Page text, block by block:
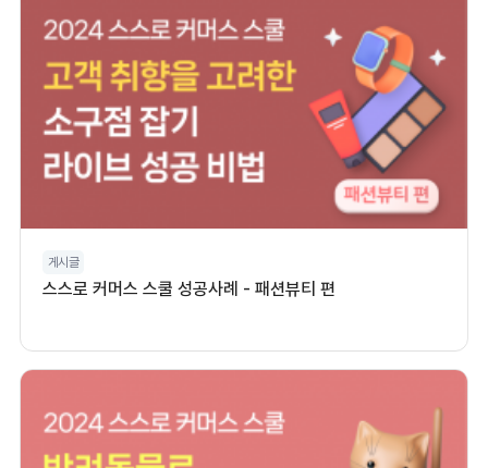
게시글
스스로 커머스 스쿨 성공사례 - 패션뷰티 편